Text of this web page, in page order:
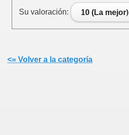
Su valoración: 10 (La mejor)
<= Volver a la categoría